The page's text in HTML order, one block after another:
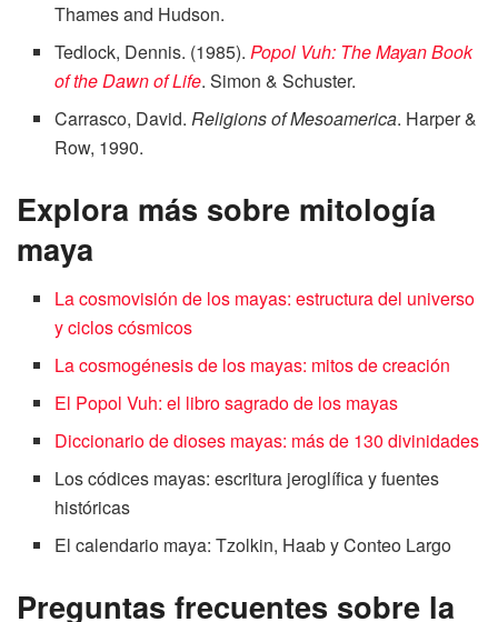
Thames and Hudson.
Tedlock, Dennis. (1985).Popol Vuh: The Mayan Book
of the Dawn of Life. Simon & Schuster.
Carrasco, David.Religions of Mesoamerica. Harper &
Row, 1990.
Explora más sobre mitología
maya
La cosmovisión de los mayas: estructura del universo
y ciclos cósmicos
La cosmogénesis de los mayas: mitos de creación
El Popol Vuh: el libro sagrado de los mayas
Diccionario de dioses mayas: más de 130 divinidades
Los códices mayas: escritura jeroglífica y fuentes
históricas
El calendario maya: Tzolkin, Haab y Conteo Largo
Preguntas frecuentes sobre la